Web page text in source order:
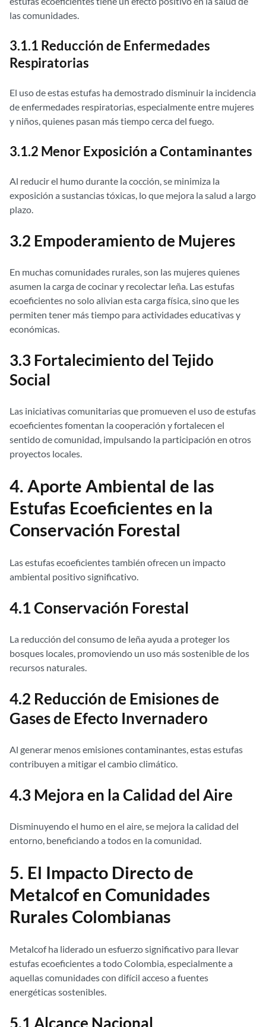
las comunidades.
3.1.1 Reducción de Enfermedades
Respiratorias
El uso de estas estufas ha demostrado disminuir la incidencia
de enfermedades respiratorias, especialmente entre mujeres
y niños, quienes pasan más tiempo cerca del fuego.
3.1.2 Menor Exposición a Contaminantes
Al reducir el humo durante la cocción, se minimiza la
exposición a sustancias tóxicas, lo que mejora la salud a largo
plazo.
3.2 Empoderamiento de Mujeres
En muchas comunidades rurales, son las mujeres quienes
asumen la carga de cocinar y recolectar leña. Las estufas
ecoeficientes no solo alivian esta carga física, sino que les
permiten tener más tiempo para actividades educativas y
económicas.
3.3 Fortalecimiento del Tejido
Social
Las iniciativas comunitarias que promueven el uso de estufas
ecoeficientes fomentan la cooperación y fortalecen el
sentido de comunidad, impulsando la participación en otros
proyectos locales.
4. Aporte Ambiental de las
Estufas Ecoeficientes en la
Conservación Forestal
Las estufas ecoeficientes también ofrecen un impacto
ambiental positivo significativo.
4.1 Conservación Forestal
La reducción del consumo de leña ayuda a proteger los
bosques locales, promoviendo un uso más sostenible de los
recursos naturales.
4.2 Reducción de Emisiones de
Gases de Efecto Invernadero
Al generar menos emisiones contaminantes, estas estufas
contribuyen a mitigar el cambio climático.
4.3 Mejora en la Calidad del Aire
Disminuyendo el humo en el aire, se mejora la calidad del
entorno, beneficiando a todos en la comunidad.
5. El Impacto Directo de
Metalcof en Comunidades
Rurales Colombianas
Metalcof ha liderado un esfuerzo significativo para llevar
estufas ecoeficientes a todo Colombia, especialmente a
aquellas comunidades con difícil acceso a fuentes
energéticas sostenibles.
5.1 Alcance Nacional